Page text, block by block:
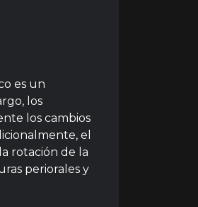
es un
los
los cambios
el
rotación de la
periorales y